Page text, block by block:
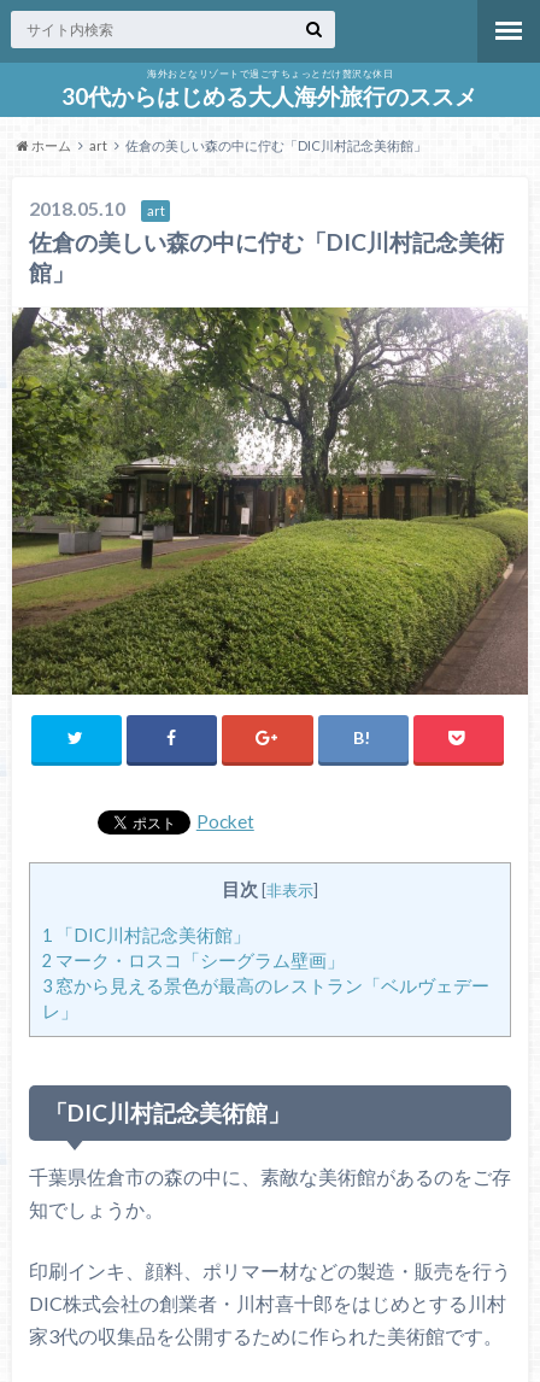
海外おとなリゾートで過ごすちょっとだけ贅沢な休日
30代からはじめる大人海外旅行のススメ
ホーム art 佐倉の美しい森の中に佇む「DIC川村記念美術館」
2018.05.10 art
佐倉の美しい森の中に佇む「DIC川村記念美術
館」
Pocket
目次 [非表示]
1
「DIC川村記念美術館」
2 マーク・ロスコ「シーグラム壁画」
3窓から見える景色が最高のレストラン「ベルヴェデー
レ」
「DIC川村記念美術館」
千葉県佐倉市の森の中に、素敵な美術館があるのをご存
知でしょうか。
印刷インキ、顔料、ポリマー材などの製造・販売を行う
DIC株式会社の創業者・川村喜十郎をはじめとする川村
家3代の収集品を公開するために作られた美術館です。